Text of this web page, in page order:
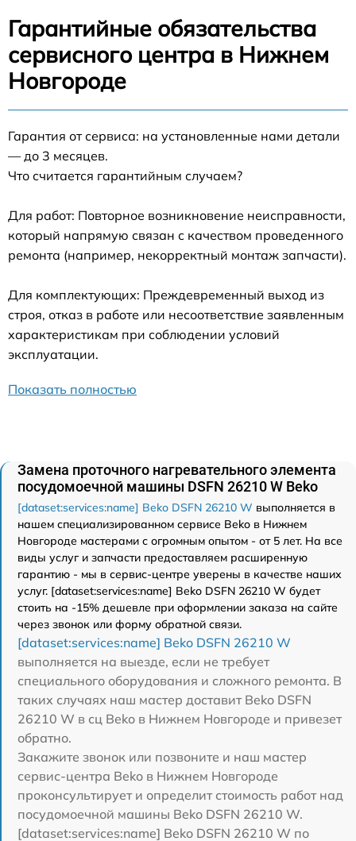
Гарантийные обязательства
сервисного центра в Нижнем
Новгороде
Гарантия от сервиса: на установленные нами детали
— до 3 месяцев.
Что считается гарантийным случаем?
Для работ: Повторное возникновение неисправности,
который напрямую связан с качеством проведенного
ремонта (например, некорректный монтаж запчасти).
Для комплектующих: Преждевременный выход из
строя, отказ в работе или несоответствие заявленным
характеристикам при соблюдении условий
эксплуатации.
Показать полностью
Замена проточного нагревательного элемента
посудомоечной машины DSFN 26210 W Beko
[dataset:services:name] Beko DSFN 26210 W выполняется в
нашем специализированном сервисе Beko в Нижнем
Новгороде мастерами с огромным опытом - от 5 лет. На все
виды услуг и запчасти предоставляем расширенную
гарантию - мы в сервис-центре уверены в качестве наших
услуг. [dataset:services:name] Beko DSFN 26210 W будет
стоить на -15% дешевле при оформлении заказа на сайте
через звонок или форму обратной связи.
[dataset:services:name] Beko DSFN 26210 W
выполняется на выезде, если не требует
специального оборудования и сложного ремонта. В
таких случаях наш мастер доставит Beko DSFN
26210 W в сц Beko в Нижнем Новгороде и привезет
обратно.
Закажите звонок или позвоните и наш мастер
сервис-центра Beko в Нижнем Новгороде
проконсультирует и определит стоимость работ над
посудомоечной машины Beko DSFN 26210 W.
[dataset:services:name] Beko DSFN 26210 W по